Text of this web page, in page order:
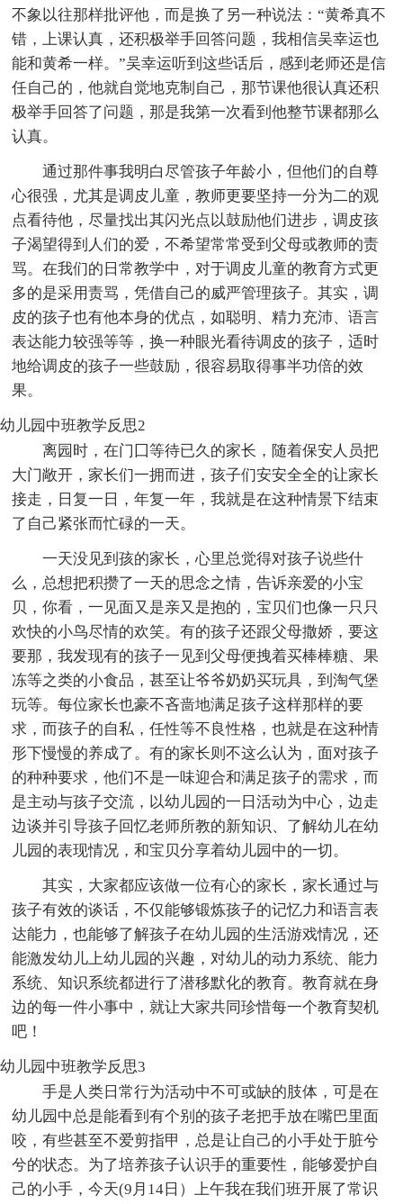
不象以往那样批评他，而是换了另一种说法：“黄希真不
错，上课认真，还积极举手回答问题，我相信吴幸运也
能和黄希一样。”吴幸运听到这些话后，感到老师还是信
任自己的，他就自觉地克制自己，那节课他很认真还积
极举手回答了问题，那是我第一次看到他整节课都那么
认真。
通过那件事我明白尽管孩子年龄小，但他们的自尊
心很强，尤其是调皮儿童，教师更要坚持一分为二的观
点看待他，尽量找出其闪光点以鼓励他们进步，调皮孩
子渴望得到人们的爱，不希望常常受到父母或教师的责
骂。在我们的日常教学中，对于调皮儿童的教育方式更
多的是采用责骂，凭借自己的威严管理孩子。其实，调
皮的孩子也有他本身的优点，如聪明、精力充沛、语言
表达能力较强等等，换一种眼光看待调皮的孩子，适时
地给调皮的孩子一些鼓励，很容易取得事半功倍的效
果。
幼儿园中班教学反思2
离园时，在门囗等待已久的家长，随着保安人员把
大门敞开，家长们一拥而进，孩子们安安全全的让家长
接走，日复一日，年复一年，我就是在这种情景下结束
了自己紧张而忙碌的一天。
一天没见到孩的家长，心里总觉得对孩子说些什
么，总想把积攒了一天的思念之情，告诉亲爱的小宝
贝，你看，一见面又是亲又是抱的，宝贝们也像一只只
欢快的小鸟尽情的欢笑。有的孩子还跟父母撒娇，要这
要那，我发现有的孩子一见到父母便拽着买棒棒糖、果
冻等之类的小食品，甚至让爷爷奶奶买玩具，到淘气堡
玩等。每位家长也豪不吝啬地满足孩子这样那样的要
求，而孩子的自私，任性等不良性格，也就是在这种情
形下慢慢的养成了。有的家长则不这么认为，面对孩子
的种种要求，他们不是一味迎合和满足孩子的需求，而
是主动与孩子交流，以幼儿园的一日活动为中心，边走
边谈并引导孩子回忆老师所教的新知识、了解幼儿在幼
儿园的表现情况，和宝贝分享着幼儿园中的一切。
其实，大家都应该做一位有心的家长，家长通过与
孩子有效的谈话，不仅能够锻炼孩子的记忆力和语言表
达能力，也能够了解孩子在幼儿园的生活游戏情况，还
能激发幼儿上幼儿园的兴趣，对幼儿的动力系统、能力
系统、知识系统都进行了潜移默化的教育。教育就在身
边的每一件小事中，就让大家共同珍惜每一个教育契机
吧！
幼儿园中班教学反思3
手是人类日常行为活动中不可或缺的肢体，可是在
幼儿园中总是能看到有个别的孩子老把手放在嘴巴里面
咬，有些甚至不爱剪指甲，总是让自己的小手处于脏兮
兮的状态。为了培养孩子认识手的重要性，能够爱护自
己的小手，今天(9月14日）上午我在我们班开展了常识